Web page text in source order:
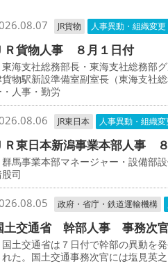
JR貨物 人事異動・組織変更
Ｒ貨物人事 ８月１日付
海支社総務部長・東海支社総務部
物駅新設準備室副室長（東海支社
・人事・勤労
JR東日本 人事異動・組織変
Ｒ東日本新潟事業本部人事
馬事業本部マネージャー・設備部
司
政府・省庁・鉄道運輸機構
土交通省 幹部人事 事務次
土交通省は７日付で幹部の異動を
れた。国土交通事務次官には塩見英